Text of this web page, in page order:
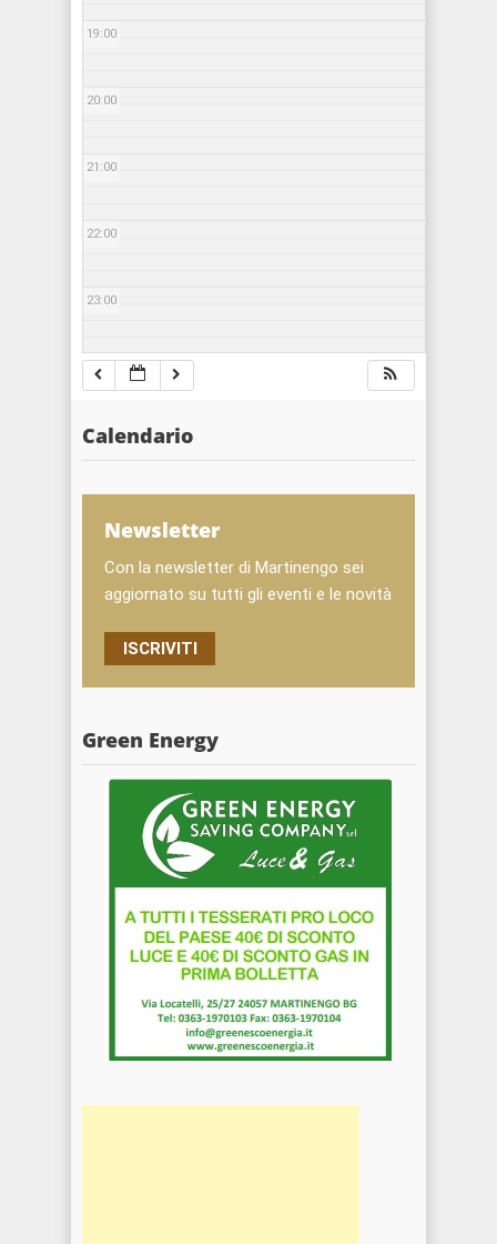
19:00
20:00
21:00
22:00
23:00
Calendario
Newsletter
Con la newsletter di Martinengo sei
aggiornato su tutti gli eventi e le novità
ISCRIVITI
Green Energy